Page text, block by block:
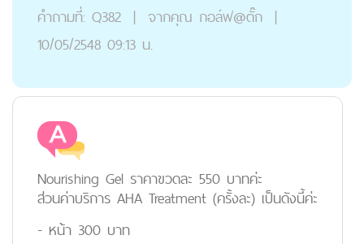
คำถามที่: Q382 | จากคุณ กอล์ฟ@ตั๊ก |
10/05/2548 09:13 น.
Nourishing Gel ราคาขวดละ 550 บาทค่ะ
ส่วนค่าบริการ AHA Treatment (ครั้งละ) เป็นดังนี้ค่ะ
- หน้า 300 บาท